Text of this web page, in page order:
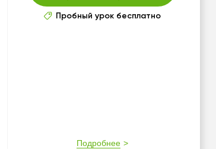
Пробный урок бесплатно
Подробнее